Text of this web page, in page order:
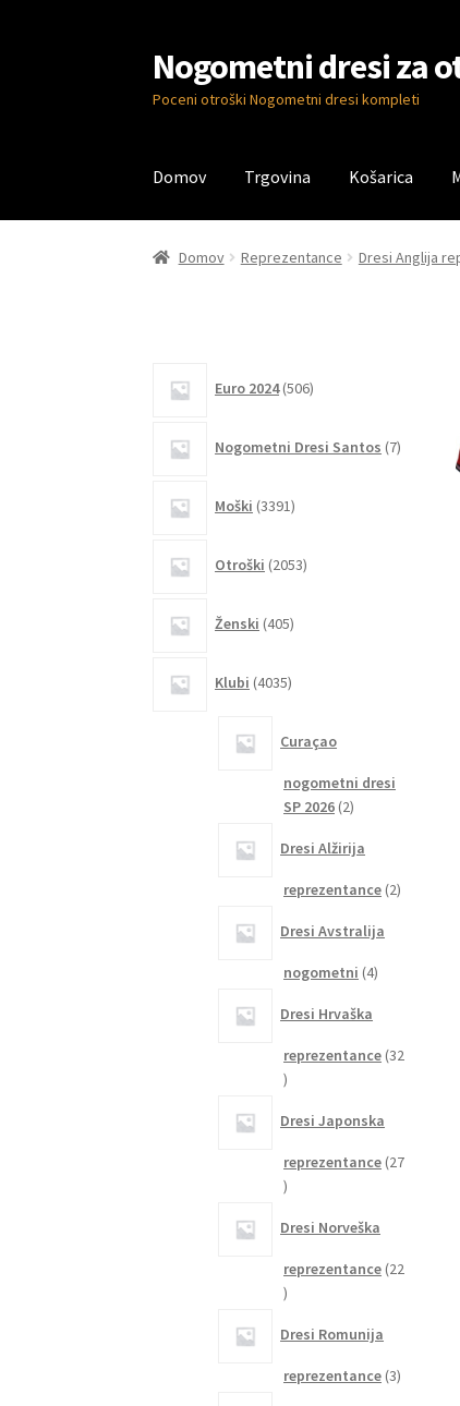
Skip
to
navigation
Skip
to
content
Nogometni dresi za
Poceni otroški Nogometni dresi kompleti
Domov Trgovina Košarica
Domov BlogKontaktiraj nas Košarica
Domov Reprezentance Dresi Anglija
Euro 2024 506izdelkov
Nogometni Dresi Santos 7izdelkov
Moški 3391izdelkov
Otroški 2053izdelkov
Ženski 405izdelkov
Klubi 4035izdelkov
Curaçao
nogometni dresi
SP 2026 22
Dresi Alžirija
reprezentance 22
Dresi Avstralija
nogometni 44
Dresi Hrvaška
reprezentance 32
32
Dresi Japonska
reprezentance 27
27
Dresi Norveška
reprezentance 22
22
Dresi Romunija
reprezentance 33